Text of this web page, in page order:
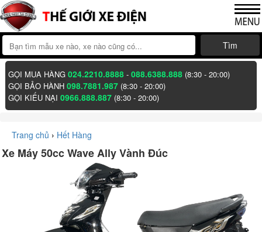
Tìm
GỌI MUA HÀNG024.2210.8888 -088.6388.888 (8:30 - 20:00)
GỌI BẢO HÀNH098.7881.987 (8:30 - 20:00)
GỌI KIẾU NẠI0966.888.887 (8:30 - 20:00)
Trang chủ › Hết Hàng
Xe Máy 50cc Wave Ally Vành Đúc